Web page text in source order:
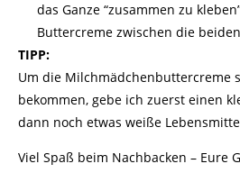
das Ganze “zusammen zu
Buttercreme zwischen die
TIPP:
Um die Milchmädchenbuttercreme
bekommen, gebe ich zuerst einen
dann noch etwas weiße
Viel Spaß beim Nachbacken – Eure